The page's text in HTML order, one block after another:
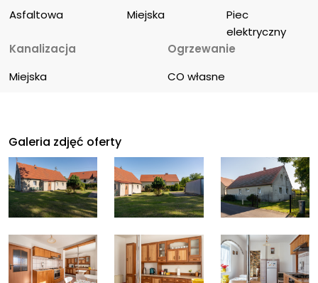
Asfaltowa Miejska
Piec
elektryczny
Kanalizacja
Miejska
Ogrzewanie
CO własne
Galeria zdjęć oferty